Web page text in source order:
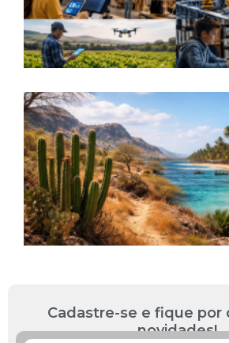
Cadastre-se e fique por
novidades!